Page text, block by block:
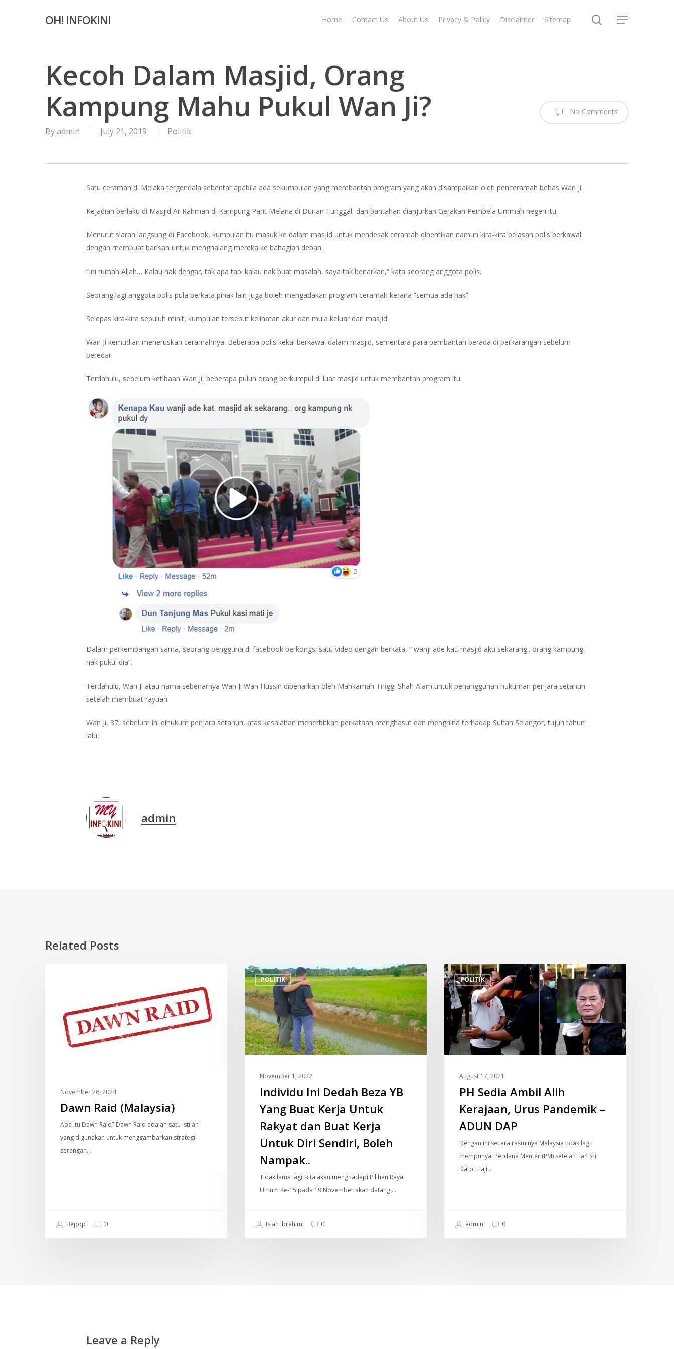
OH! INFOKINI Home Contact Us About Us Privacy & Policy Disclaimer Sitemap search
Menu
Kecoh Dalam Masjid, Orang
Kampung Mahu Pukul Wan Ji?
Byadmin July 21, 2019 Politik
No Comments
Satu ceramah di Melaka tergendala sebentar apabila ada sekumpulan yang membantah program yang akan disampaikan oleh penceramah bebas Wan Ji.
Kejadian berlaku di Masjid Ar Rahman di Kampung Parit Melana di Durian Tunggal, dan bantahan dianjurkan Gerakan Pembela Ummah negeri itu.
Menurut siaran langsung di Facebook, kumpulan itu masuk ke dalam masjid untuk mendesak ceramah dihentikan namun kira-kira belasan polis berkawal
dengan membuat barisan untuk menghalang mereka ke bahagian depan.
“Ini rumah Allah… Kalau nak dengar, tak apa tapi kalau nak buat masalah, saya tak benarkan,” kata seorang anggota polis.
Seorang lagi anggota polis pula berkata pihak lain juga boleh mengadakan program ceramah kerana “semua ada hak”.
Selepas kira-kira sepuluh minit, kumpulan tersebut kelihatan akur dan mula keluar dari masjid.
Wan Ji kemudian meneruskan ceramahnya. Beberapa polis kekal berkawal dalam masjid, sementara para pembantah berada di perkarangan sebelum
beredar.
Terdahulu, sebelum ketibaan Wan Ji, beberapa puluh orang berkumpul di luar masjid untuk membantah program itu.
Dalam perkembangan sama, seorang pengguna di facebook berkongsi satu video dengan berkata, ” wanji ade kat. masjid aku sekarang.. orang kampung
nak pukul dia”.
Terdahulu, Wan Ji atau nama sebenarnya Wan Ji Wan Hussin dibenarkan oleh Mahkamah Tinggi Shah Alam untuk penangguhan hukuman penjara setahun
setelah membuat rayuan.
Wan Ji, 37, sebelum ini dihukum penjara setahun, atas kesalahan menerbitkan perkataan menghasut dan menghina terhadap Sultan Selangor, tujuh tahun
lalu.
admin
Related Posts
November 26, 2024
Dawn Raid (Malaysia)
Apa itu Dawn Raid? Dawn Raid adalah satu istilah
yang digunakan untuk menggambarkan strategi
serangan…
Bepop 0
POLITIK
Individu
Ini
Dedah
Beza
YB
Yang
Buat
Untuk
Rakyat
Untuk
Sendiri,
Boleh
Nampak..
November 1, 2022
Individu Ini Dedah Beza YB
Yang Buat Kerja Untuk
Rakyat dan Buat Kerja
Untuk Diri Sendiri, Boleh
Nampak..
Tidak lama lagi, kita akan menghadapi Pilihan Raya
Umum Ke-15 pada 19 November akan datang.…
Islah Ibrahim 0
POLITIK
PH
Sedia
Ambil
Alih
Kerajaan,
Urus
Pandemik
ADUNAugust 17, 2021
PH Sedia Ambil Alih
Kerajaan, Urus Pandemik –
ADUN DAP
Dengan ini secara rasminya Malaysia tidak lagi
mempunyai Perdana Menteri(PM) setelah Tan Sri
Dato' Haji…
admin 0
Leave a Reply